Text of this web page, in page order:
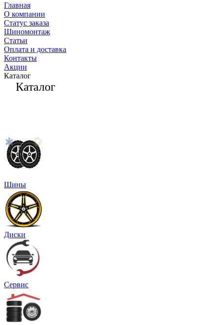
Главная
О компании
Статус заказа
Шиномонтаж
Статьи
Оплата и доставка
Контакты
Акции
Каталог
Каталог
Шины
Диски
Сервис